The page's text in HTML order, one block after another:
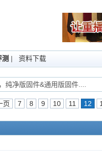
| 资料下载
净版固件&通用版固件....
页 7 8 9 10 11 12